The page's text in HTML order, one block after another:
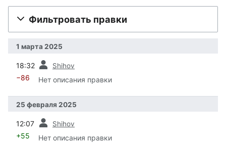
Фильтровать правки
1 марта 2025
18:32 Shihov
−86 Нет описания правки
25 февраля 2025
12:07 Shihov
+55 Нет описания правки